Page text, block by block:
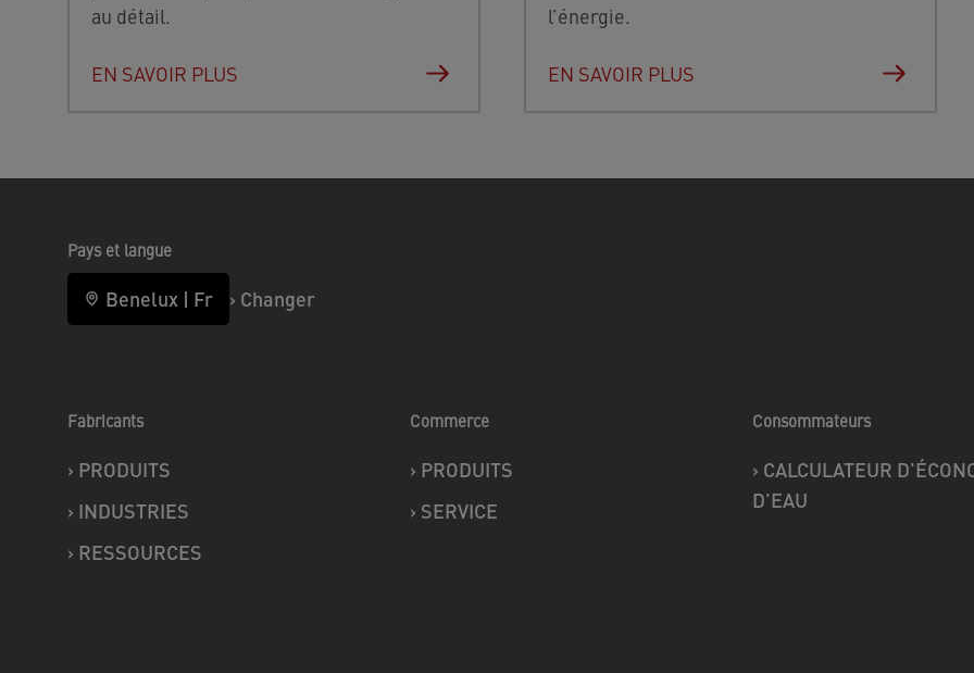
au détail.
EN SAVOIR PLUS
l’énergie.
EN SAVOIR PLUS
Pays et langue
Benelux | Fr › Changer
Fabricants
› PRODUITS
› INDUSTRIES
› RESSOURCES
Commerce
› PRODUITS
› SERVICE
Consommateurs
› CALCULATEUR
D'EAU